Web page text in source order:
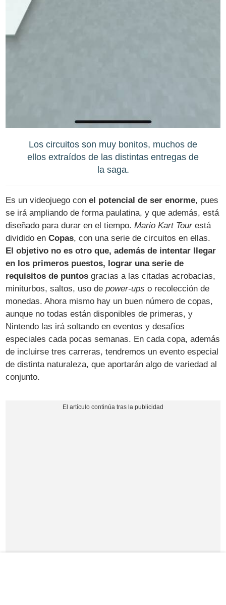
Los circuitos son muy bonitos, muchos de
ellos extraídos de las distintas entregas de
la saga.
Es un videojuego conel potencial de ser enorme, pues
se irá ampliando de forma paulatina, y que además, está
diseñado para durar en el tiempo.Mario Kart Tourestá
dividido enCopas, con una serie de circuitos en ellas.
El objetivo no es otro que, además de intentar llegar
en los primeros puestos, lograr una serie de
requisitos de puntos gracias a las citadas acrobacias,
miniturbos, saltos, uso de power-ups o recolección de
monedas. Ahora mismo hay un buen número de copas,
aunque no todas están disponibles de primeras, y
Nintendo las irá soltando en eventos y desafíos
especiales cada pocas semanas. En cada copa, además
de incluirse tres carreras, tendremos un evento especial
de distinta naturaleza, que aportarán algo de variedad al
conjunto.